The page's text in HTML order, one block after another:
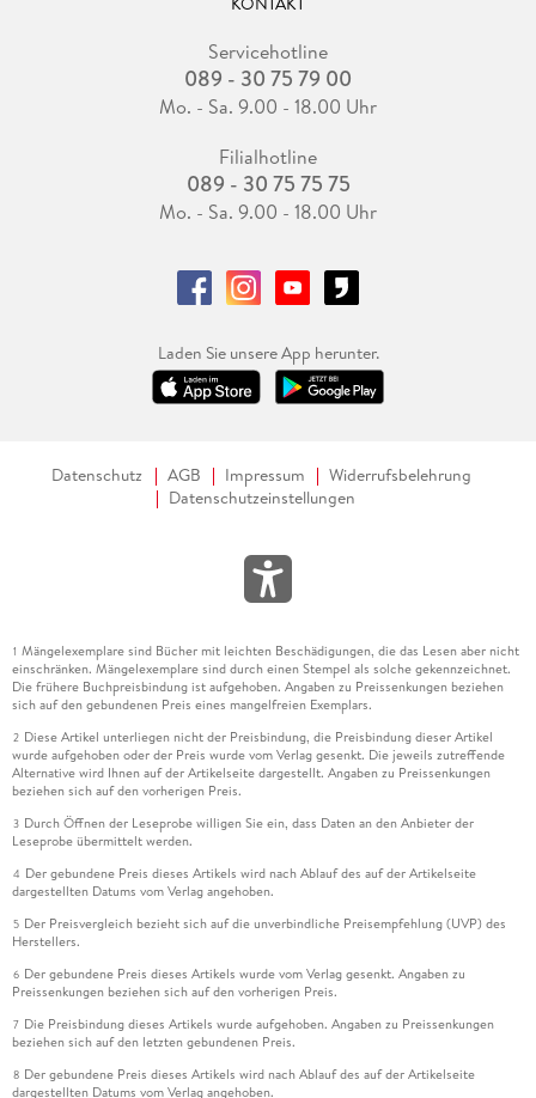
Servicehotline
089 - 30 75 79 00
Mo. - Sa. 9.00 - 18.00 Uhr
Filialhotline
089 - 30 75 75 75
Mo. - Sa. 9.00 - 18.00 Uhr
Laden Sie unsere App herunter.
Datenschutz AGB Impressum
Widerrufsbelehrung
Datenschutzeinstellungen
1 Mängelexemplare sind Bücher mit leichten Beschädigungen, die das Lesen aber nicht
einschränken. Mängelexemplare sind durch einen Stempel als solche gekennzeichnet.
Die frühere Buchpreisbindung ist aufgehoben. Angaben zu Preissenkungen beziehen
sich auf den gebundenen Preis eines mangelfreien Exemplars.
2 Diese Artikel unterliegen nicht der Preisbindung, die Preisbindung dieser Artikel
wurde aufgehoben oder der Preis wurde vom Verlag gesenkt. Die jeweils zutreffende
Alternative wird Ihnen auf der Artikelseite dargestellt. Angaben zu Preissenkungen
beziehen sich auf den vorherigen Preis.
3 Durch Öffnen der Leseprobe willigen Sie ein, dass Daten an den Anbieter der
Leseprobe übermittelt werden.
4 Der gebundene Preis dieses Artikels wird nach Ablauf des auf der Artikelseite
dargestellten Datums vom Verlag angehoben.
5 Der Preisvergleich bezieht sich auf die unverbindliche Preisempfehlung (UVP) des
Herstellers.
6 Der gebundene Preis dieses Artikels wurde vom Verlag gesenkt. Angaben zu
Preissenkungen beziehen sich auf den vorherigen Preis.
7 Die Preisbindung dieses Artikels wurde aufgehoben. Angaben zu Preissenkungen
beziehen sich auf den letzten gebundenen Preis.
8 Der gebundene Preis dieses Artikels wird nach Ablauf des auf der Artikelseite
dargestellten Datums vom Verlag angehoben.